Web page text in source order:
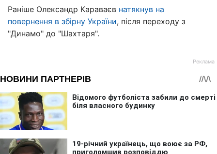
Раніше Олександр Караваєв натякнув на
повернення в збірну України, після переходу з
"Динамо" до "Шахтаря".